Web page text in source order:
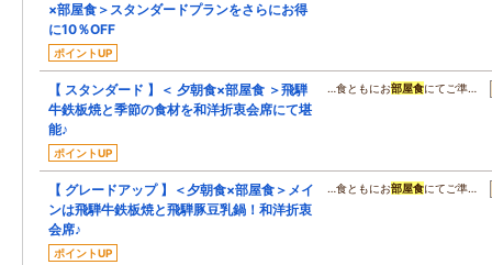
×部屋食＞スタンダードプランをさらにお得
に10％OFF
ポイントUP
【 スタンダード 】＜ 夕朝食×部屋食 ＞飛騨
牛鉄板焼と季節の食材を和洋折衷会席にて堪
能♪
ポイントUP
…食ともにお部屋食にてご準…
【 グレードアップ 】＜夕朝食×部屋食＞メイ
ンは飛騨牛鉄板焼と飛騨豚豆乳鍋！和洋折衷
会席♪
ポイントUP
…食ともにお部屋食にてご準…